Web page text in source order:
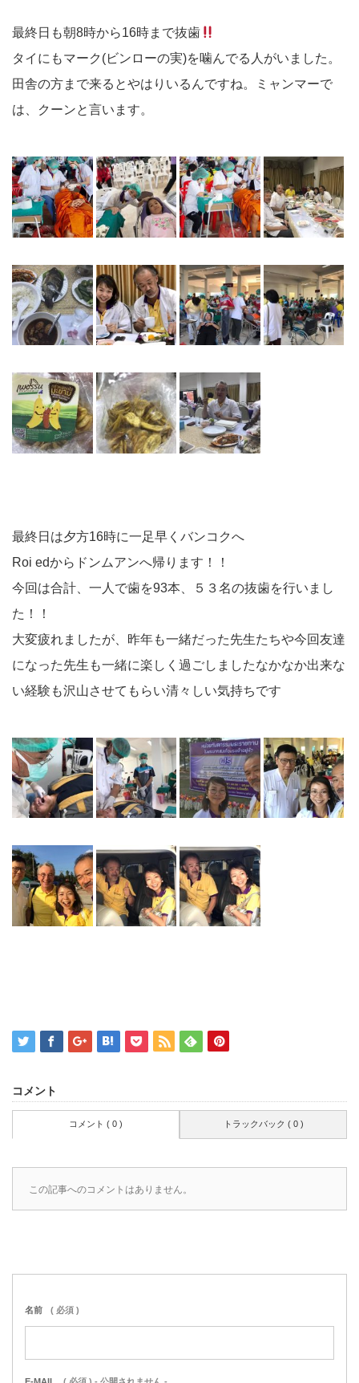
最終日も朝8時から16時まで抜歯
タイにもマーク(ビンローの実)を噛んでる人がいました。
田舎の方まで来るとやはりいるんですね。ミャンマーで
は、クーンと言います。
最終日は夕方16時に一足早くバンコクへ
Roi edからドンムアンへ帰ります！！
今回は合計、一人で歯を93本 、５３名の抜歯を行いまし
た！！
大変疲れましたが、昨年も一緒だった先生たちや今回友達
になった先生も一緒に楽しく過ごしましたなかなか出来な
い経験も沢山させてもらい清々しい気持ちです
コメント
コメント ( 0 ) トラックバック ( 0 )
この記事へのコメントはありません。
名前 ( 必須 )